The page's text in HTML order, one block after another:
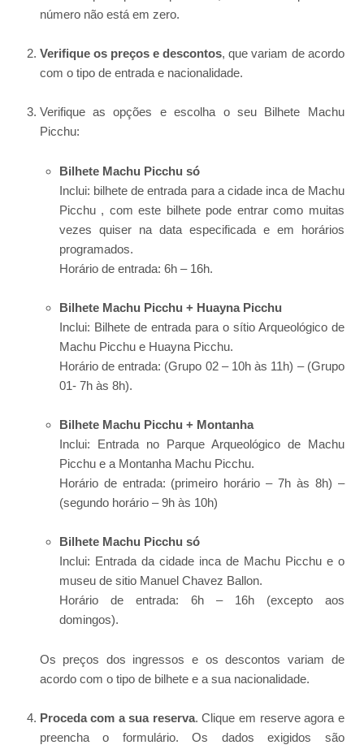
número não está em zero.
Verifique os preços e descontos, que variam de acordo
com o tipo de entrada e nacionalidade.
Verifique as opções e escolha o seu Bilhete Machu
Picchu:
Bilhete Machu Picchu só
Inclui: bilhete de entrada para a cidade inca de Machu
Picchu , com este bilhete pode entrar como muitas
vezes quiser na data especificada e em horários
programados.
Horário de entrada: 6h – 16h.
Bilhete Machu Picchu + Huayna Picchu
Inclui: Bilhete de entrada para o sítio Arqueológico de
Machu Picchu e Huayna Picchu.
Horário de entrada: (Grupo 02 – 10h às 11h) – (Grupo
01- 7h às 8h).
Bilhete Machu Picchu + Montanha
Inclui: Entrada no Parque Arqueológico de Machu
Picchu e a Montanha Machu Picchu.
Horário de entrada: (primeiro horário – 7h às 8h) –
(segundo horário – 9h às 10h)
Bilhete Machu Picchu só
Inclui: Entrada da cidade inca de Machu Picchu e o
museu de sitio Manuel Chavez Ballon.
Horário de entrada: 6h – 16h (excepto aos
domingos).
Os preços dos ingressos e os descontos variam de
acordo com o tipo de bilhete e a sua nacionalidade.
Proceda com a sua reserva. Clique em reserve agora e
preencha o formulário. Os dados exigidos são